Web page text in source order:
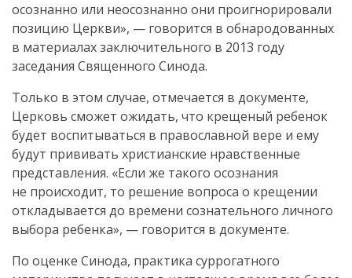
осознанно или неосознанно они проигнорировали
позицию Церкви», — говорится в обнародованных
в материалах заключительного в 2013 году
заседания Священного Синода.
Только в этом случае, отмечается в документе,
Церковь сможет ожидать, что крещеный ребенок
будет воспитываться в православной вере и ему
будут прививать христианские нравственные
представления. «Если же такого осознания
не происходит, то решение вопроса о крещении
откладывается до времени сознательного личного
выбора ребенка», — говорится в документе.
По оценке Синода, практика суррогатного